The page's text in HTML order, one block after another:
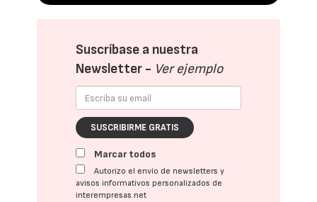
Suscríbase a nuestra
Newsletter - Ver ejemplo
SUSCRIBIRME GRATIS
Marcar todos
Autorizo el envío de newsletters y
avisos informativos personalizados de
interempresas.net